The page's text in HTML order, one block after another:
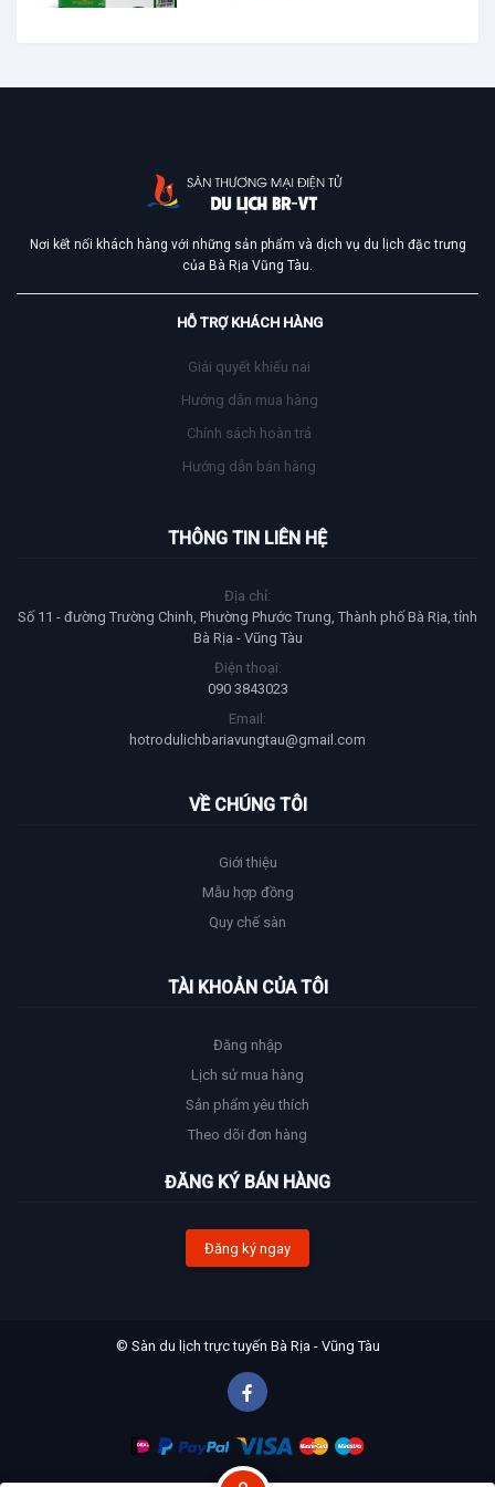
Nơi kết nối khách hàng với những sản phẩm và dịch vụ du lịch đặc trưng
của Bà Rịa Vũng Tàu.
HỖ TRỢ KHÁCH HÀNG
Giải quyết khiếu nai
Hướng dẫn mua hàng
Chính sách hoàn trả
Hướng dẫn bán hàng
THÔNG TIN LIÊN HỆ
Địa chỉ:
Số 11 - đường Trường Chinh, Phường Phước Trung, Thành phố Bà Rịa, tỉnh
Bà Rịa - Vũng Tàu
Điện thoại:
090 3843023
Email:
hotrodulichbariavungtau@gmail.com
VỀ CHÚNG TÔI
Giới thiệu
Mẫu hợp đồng
Quy chế sàn
TÀI KHOẢN CỦA TÔI
Đăng nhập
Lịch sử mua hàng
Sản phẩm yêu thích
Theo dõi đơn hàng
ĐĂNG KÝ BÁN HÀNG
Đăng ký ngay
© Sàn du lịch trực tuyến Bà Rịa - Vũng Tàu